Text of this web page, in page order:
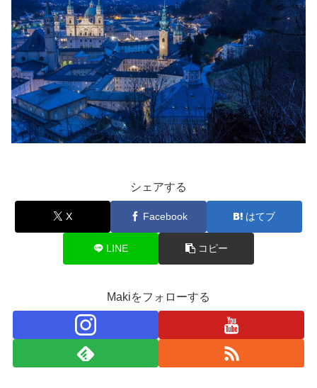
シェアする
X Facebook はてブ
LINE コピー
Makiをフォローする